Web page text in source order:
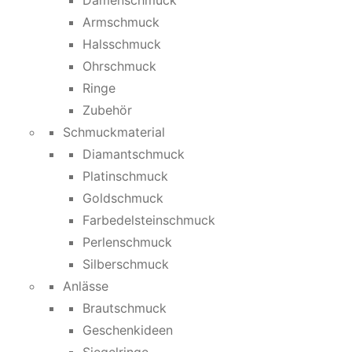
Armschmuck
Halsschmuck
Ohrschmuck
Ringe
Zubehör
Schmuckmaterial
Diamantschmuck
Platinschmuck
Goldschmuck
Farbedelsteinschmuck
Perlenschmuck
Silberschmuck
Anlässe
Brautschmuck
Geschenkideen